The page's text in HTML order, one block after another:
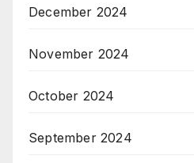
December 2024
November 2024
October 2024
September 2024